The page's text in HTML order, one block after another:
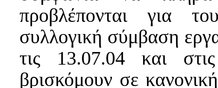
προβλέπονται για
συλλογική σύμβαση
τις 13.07.04 και
βρισκόμουν σε